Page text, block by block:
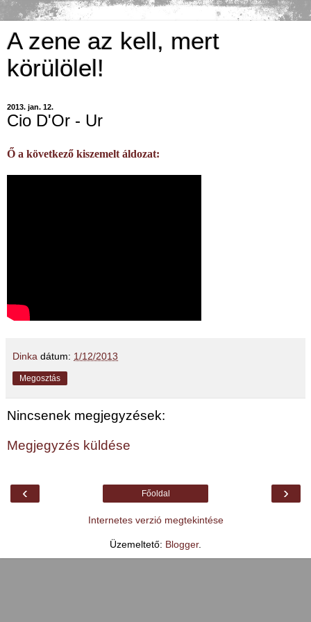
A zene az kell, mert
körülölel!
2013. jan. 12.
Cio D'Or - Ur
Ő a következő kiszemelt áldozat:
Dinka dátum: 1/12/2013
Megosztás
Nincsenek megjegyzések:
Megjegyzés küldése
‹ ›
Főoldal
Internetes verzió megtekintése
Üzemeltető: Blogger.